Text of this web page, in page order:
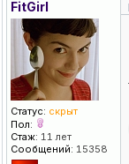
FitGirl
Статус: скрыт
Пол:
Стаж: 11 лет
Сообщений: 15358